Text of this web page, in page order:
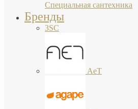
Специальная сантехника
Бренды
3SC
AeT